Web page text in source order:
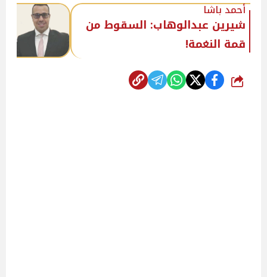
أحمد باشا
شيرين عبدالوهاب: السقوط من
قمة النغمة!
شارك